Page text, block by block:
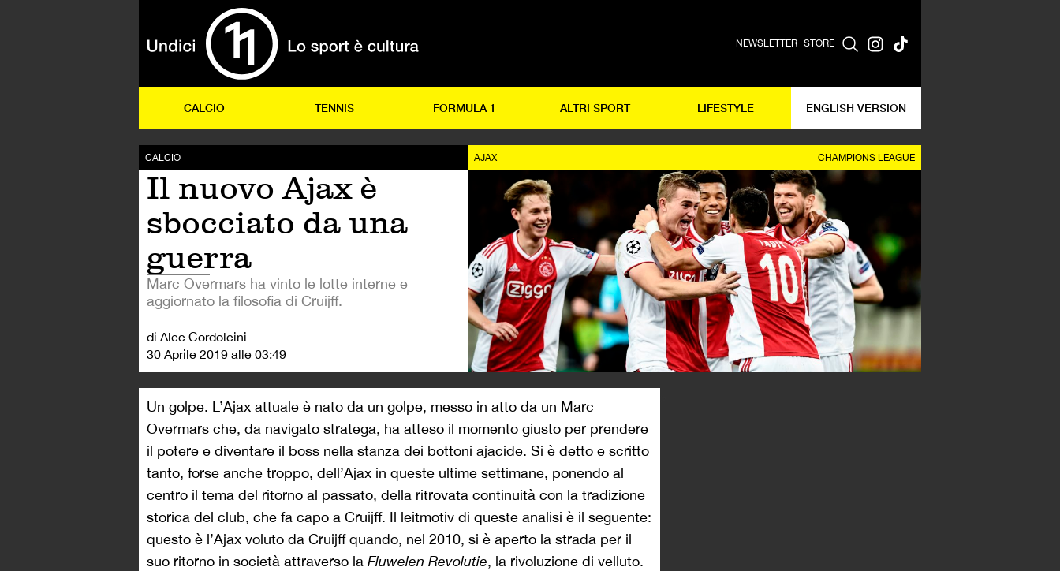
NEWSLETTER STORE
CALCIO TENNIS FORMULA 1 ALTRI SPORT LIFESTYLE ENGLISH VERSION
CALCIO
Il nuovo Ajax è
sbocciato da una
guerra
Marc Overmars ha vinto le lotte interne e
aggiornato la filosofia di Cruijff.
di Alec Cordolcini
30 Aprile 2019 alle 03:49
AJAX CHAMPIONS LEAGUE
Un golpe. L’Ajax attuale è nato da un golpe, messo in atto da un Marc
Overmars che, da navigato stratega, ha atteso il momento giusto per prendere
il potere e diventare il boss nella stanza dei bottoni ajacide. Si è detto e scritto
tanto, forse anche troppo, dell’Ajax in queste ultime settimane, ponendo al
centro il tema del ritorno al passato, della ritrovata continuità con la tradizione
storica del club, che fa capo a Cruijff. Il leitmotiv di queste analisi è il seguente:
questo è l’Ajax voluto da Cruijff quando, nel 2010, si è aperto la strada per il
suo ritorno in società attraverso la Fluwelen Revolutie, la rivoluzione di velluto.